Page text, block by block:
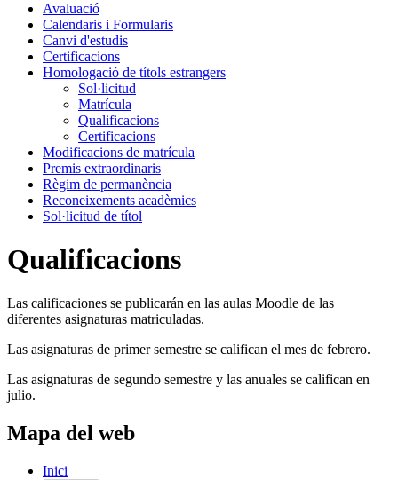
Avaluació
Calendaris i Formularis
Canvi d'estudis
Certificacions
Homologació de títols estrangers
Sol·licitud
Matrícula
Qualificacions
Certificacions
Modificacions de matrícula
Premis extraordinaris
Règim de permanència
Reconeixements acadèmics
Sol·licitud de títol
Qualificacions
Las calificaciones se publicarán en las aulas Moodle de las
diferentes asignaturas matriculadas.
Las asignaturas de primer semestre se califican el mes de febrero.
Las asignaturas de segundo semestre y las anuales se califican en
julio.
Mapa del web
Inici